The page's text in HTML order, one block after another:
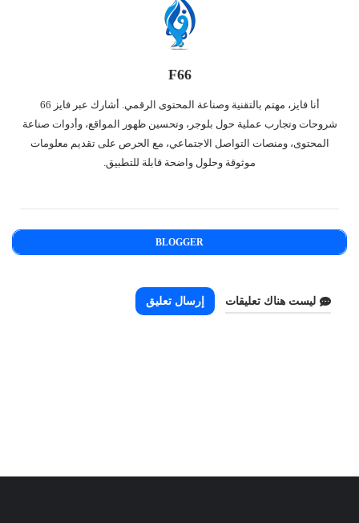
F66
أنا فايز، مهتم بالتقنية وصناعة المحتوى الرقمي. أشارك عبر فايز 66
شروحات وتجارب عملية حول بلوجر، وتحسين ظهور المواقع، وأدوات صناعة
المحتوى، ومنصات التواصل الاجتماعي، مع الحرص على تقديم معلومات
موثوقة وحلول واضحة قابلة للتطبيق.
BLOGGER
ليست هناك تعليقات إرسال تعليق